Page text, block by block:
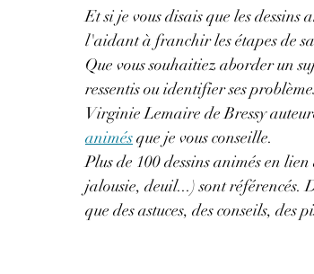
Et si je vous disais que les
l'aidant à franchir les étapes de
Que vous souhaitiez aborder un
ressentis ou identifier ses
Virginie Lemaire de Bressy
animés que je vous conseille.
Plus de 100 dessins animés en
jalousie, deuil...) sont référencés.
que des astuces, des conseils,